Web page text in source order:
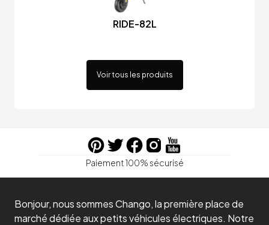
RIDE-82L
Voir tous les produits
Paiement 100% sécurisé
Bonjour, nous sommes Chango, la première place de
marché dédiée aux petits véhicules électriques. Notre